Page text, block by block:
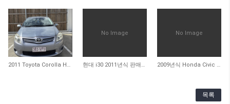
602
No Image
733
No Image
652
목록